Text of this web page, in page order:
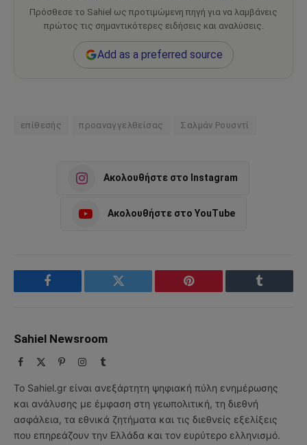
Πρόσθεσε το Sahiel ως προτιμώμενη πηγή για να λαμβάνεις
πρώτος τις σημαντικότερες ειδήσεις και αναλύσεις.
Add as a preferred source
επίθεσής προαναγγελθείσας Σαλμάν Ρουσντί
Ακολουθήστε στο Instagram
Ακολουθήστε στο YouTube
Facebook Twitter Pinterest Tumblr
Sahiel Newsroom
Facebook PinterestInstagram
Tumblr
Το Sahiel.gr είναι ανεξάρτητη ψηφιακή πύλη ενημέρωσης
και ανάλυσης με έμφαση στη γεωπολιτική, τη διεθνή
ασφάλεια, τα εθνικά ζητήματα και τις διεθνείς εξελίξεις
που επηρεάζουν την Ελλάδα και τον ευρύτερο ελληνισμό.